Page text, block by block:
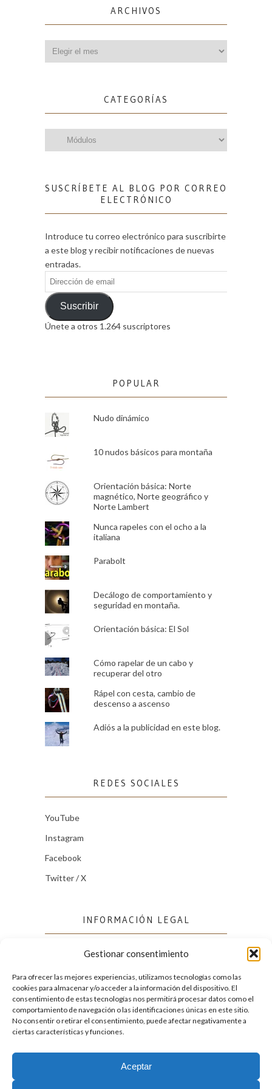
Gestionar consentimiento
Para ofrecer las mejores experiencias, utilizamos tecnologías como las
cookies para almacenar y/o acceder a la información del dispositivo. El
consentimiento de estas tecnologías nos permitirá procesar datos como el
comportamiento de navegación o las identificaciones únicas en este sitio.
No consentir o retirar el consentimiento, puede afectar negativamente a
ciertas características y funciones.
Aceptar
ARCHIVOS
CATEGORÍAS
SUSCRÍBETE AL BLOG POR CORREO
ELECTRÓNICO
Introduce tu correo electrónico para suscribirte
a este blog y recibir notificaciones de nuevas
entradas.
Dirección
de
emailSuscribir
Únete a otros 1.264 suscriptores
POPULAR
Nudo dinámico
10 nudos básicos para montaña
Orientación básica: Norte
magnético, Norte geográfico y
Norte Lambert
Nunca rapeles con el ocho a la
italiana
Parabolt
Decálogo de comportamiento y
seguridad en montaña.
Orientación básica: El Sol
Cómo rapelar de un cabo y
recuperar del otro
Rápel con cesta, cambio de
descenso a ascenso
Adiós a la publicidad en este blog.
REDES SOCIALES
YouTube
Instagram
Facebook
Twitter / X
INFORMACIÓN LEGAL
Política de cookies (UE)
Política de privacidad
FACEBOOK